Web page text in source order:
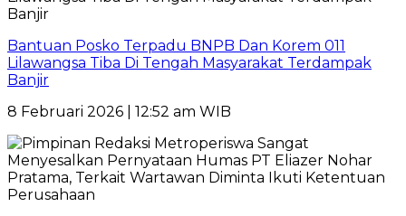
Bantuan Posko Terpadu BNPB Dan Korem 011
Lilawangsa Tiba Di Tengah Masyarakat Terdampak
Banjir
8 Februari 2026 | 12:52 am WIB